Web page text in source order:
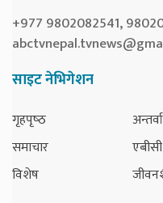
+977 9802082541,
साइट नेभिगेशन
गृहपृष्‍ठ
समाचार
विशेष